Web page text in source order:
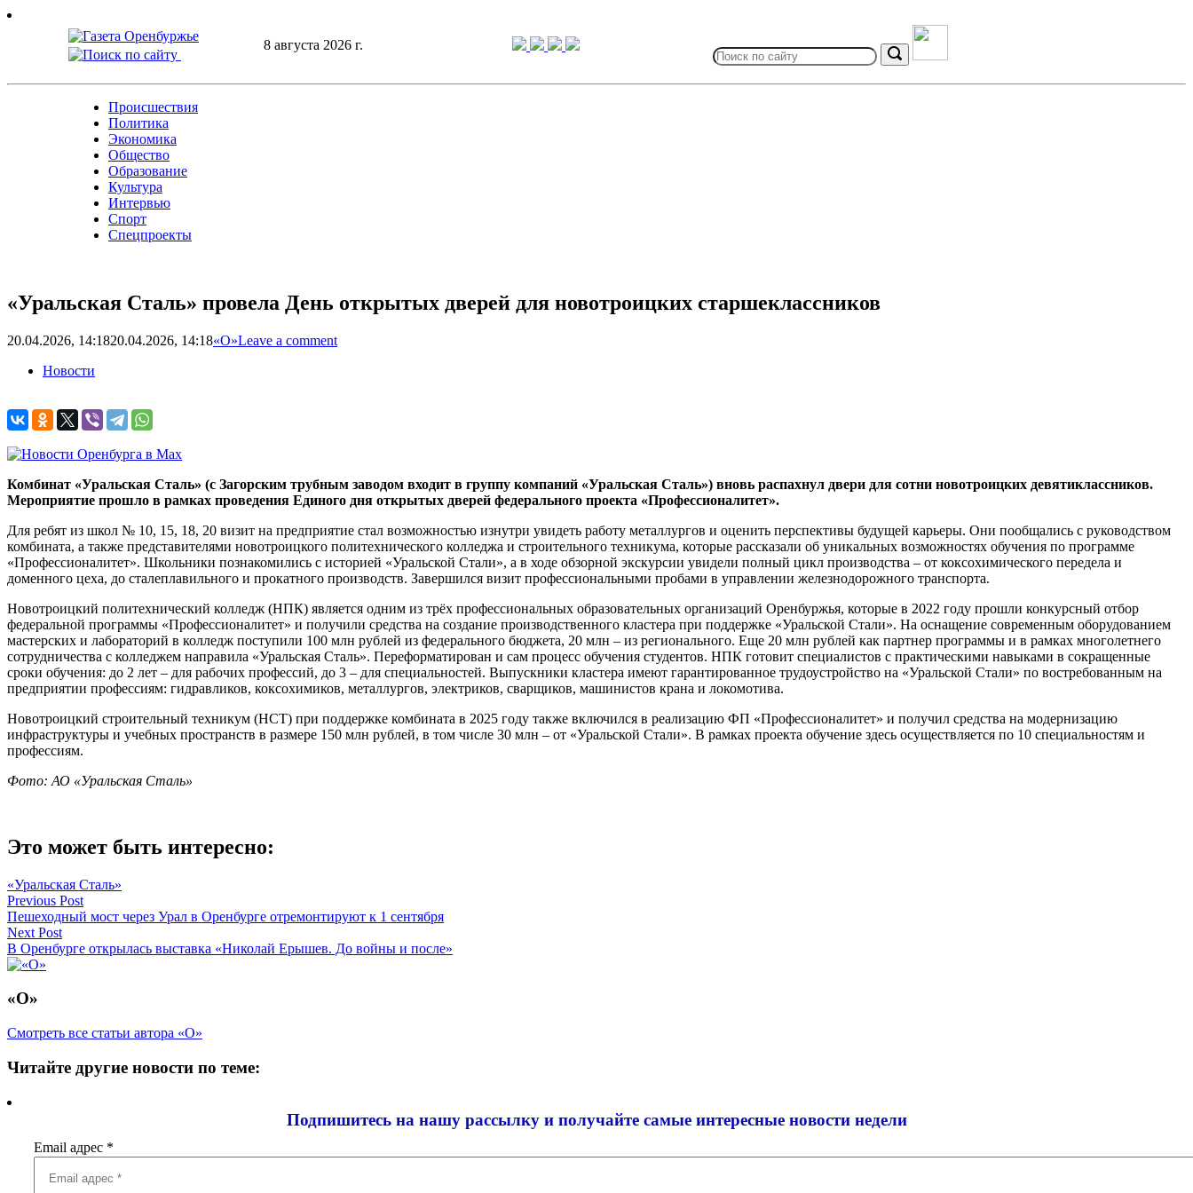
Skip
8 августа 2026 г.
for:
Search
Происшествия
Политика
Экономика
Общество
Образование
Культура
Интервью
Спорт
Спецпроекты
«Уральская Сталь» провела День открытых дверей для новотроицких старшеклассников
20.04.2026, 14:1820.04.2026, 14:18«О»Leave a comment
Новости
Комбинат «Уральская Сталь» (с Загорским трубным заводом входит в группу компаний «Уральская Сталь») вновь распахнул двери для сотни новотроицких девятиклассников.
Мероприятие прошло в рамках проведения Единого дня открытых дверей федерального проекта «Профессионалитет».
Для ребят из школ № 10, 15, 18, 20 визит на предприятие стал возможностью изнутри увидеть работу металлургов и оценить перспективы будущей карьеры. Они пообщались с руководством
комбината, а также представителями новотроицкого политехнического колледжа и строительного техникума, которые рассказали об уникальных возможностях обучения по программе
«Профессионалитет». Школьники познакомились с историей «Уральской Стали», а в ходе обзорной экскурсии увидели полный цикл производства – от коксохимического передела и
доменного цеха, до сталеплавильного и прокатного производств. Завершился визит профессиональными пробами в управлении железнодорожного транспорта.
Новотроицкий политехнический колледж (НПК) является одним из трёх профессиональных образовательных организаций Оренбуржья, которые в 2022 году прошли конкурсный отбор
федеральной программы «Профессионалитет» и получили средства на создание производственного кластера при поддержке «Уральской Стали». На оснащение современным оборудованием
мастерских и лабораторий в колледж поступили 100 млн рублей из федерального бюджета, 20 млн – из регионального. Еще 20 млн рублей как партнер программы и в рамках многолетнего
сотрудничества с колледжем направила «Уральская Сталь». Переформатирован и сам процесс обучения студентов. НПК готовит специалистов с практическими навыками в сокращенные
сроки обучения: до 2 лет – для рабочих профессий, до 3 – для специальностей. Выпускники кластера имеют гарантированное трудоустройство на «Уральской Стали» по востребованным на
предприятии профессиям: гидравликов, коксохимиков, металлургов, электриков, сварщиков, машинистов крана и локомотива.
Новотроицкий строительный техникум (НСТ) при поддержке комбината в 2025 году также включился в реализацию ФП «Профессионалитет» и получил средства на модернизацию
инфраструктуры и учебных пространств в размере 150 млн рублей, в том числе 30 млн – от «Уральской Стали». В рамках проекта обучение здесь осуществляется по 10 специальностям и
профессиям.
Фото: АО «Уральская Сталь»
Это может быть интересно:
«Уральская Сталь»
Навигация
по
записям
Previous Post
Пешеходный мост через Урал в Оренбурге отремонтируют к 1 сентября
Next Post
В Оренбурге открылась выставка «Николай Ерышев. До войны и после»
«О»
Смотреть все статьи автора «О»
Читайте другие новости по теме:
Подпишитесь на нашу рассылку и получайте самые интересные новости недели
Email адрес *